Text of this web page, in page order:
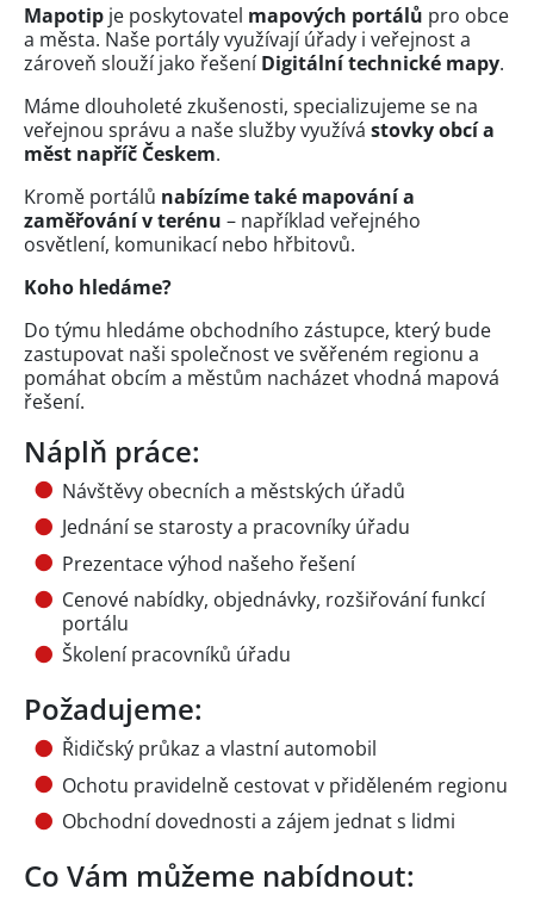
Mapotip je poskytovatel mapových portálů pro obce
a města. Naše portály využívají úřady i veřejnost a
zároveň slouží jako řešeníDigitální technické mapy.
Máme dlouholeté zkušenosti, specializujeme se na
veřejnou správu a naše služby využívá stovky obcí a
měst napříč Českem.
Kromě portálů nabízíme také mapování a
zaměřování v terénu – například veřejného
osvětlení, komunikací nebo hřbitovů.
Koho hledáme?
Do týmu hledáme obchodního zástupce, který bude
zastupovat naši společnost ve svěřeném regionu a
pomáhat obcím a městům nacházet vhodná mapová
řešení.
Náplň práce:
Návštěvy obecních a městských úřadů
Jednání se starosty a pracovníky úřadu
Prezentace výhod našeho řešení
Cenové nabídky, objednávky, rozšiřování funkcí
portálu
Školení pracovníků úřadu
Požadujeme:
Řidičský průkaz a vlastní automobil
Ochotu pravidelně cestovat v přiděleném regionu
Obchodní dovednosti a zájem jednat s lidmi
Co Vám můžeme nabídnout: